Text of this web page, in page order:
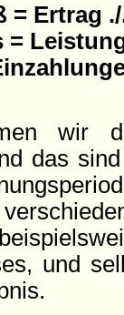
= Ertrag
=
wir
das
und